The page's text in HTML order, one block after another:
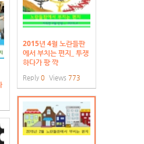
2015년 4월 노란들판
에서 부치는 편지_ 투쟁
하다가 팡 꺅
Reply 0 Views 773